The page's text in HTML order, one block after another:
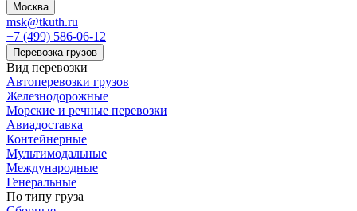
Москва
msk@tkuth.ru
+7 (499) 586-06-12
Перевозка грузов
Вид перевозки
Автоперевозки грузов
Железнодорожные
Морские и речные перевозки
Авиадоставка
Контейнерные
Мультимодальные
Международные
Генеральные
По типу груза